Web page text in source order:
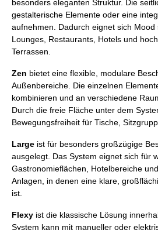
besonders eleganten Struktur. Die
gestalterische Elemente oder eine
aufnehmen. Dadurch eignet sich
Lounges, Restaurants, Hotels und
Terrassen.
Zen bietet eine flexible, modulare
Außenbereiche. Die einzelnen
kombinieren und an verschiedene
Durch die freie Fläche unter dem
Bewegungsfreiheit für Tische,
Large ist für besonders großzügige
ausgelegt. Das System eignet sich für
Gastronomieflächen, Hotelbereiche
Anlagen, in denen eine klare,
ist.
Flexy ist die klassische Lösung
System kann mit manueller oder